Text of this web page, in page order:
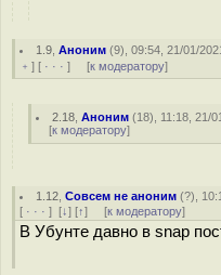
1.9 ,Аноним (9), 09:54, 21/01/
﹢ ] [ · · · ] [к модератору]
2.18 ,Аноним (18), 11:18, 21/
[к модератору]
1.12 ,Совсем не аноним (?),
[ · · · ] [↓] [↑] [к модератору]
В Убунте давно в snap